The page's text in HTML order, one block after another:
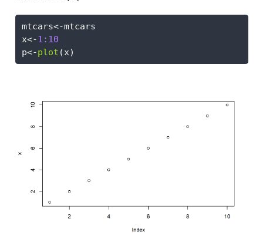
mtcars<-mtcars
x<-1 : 10
p<-plot (x)